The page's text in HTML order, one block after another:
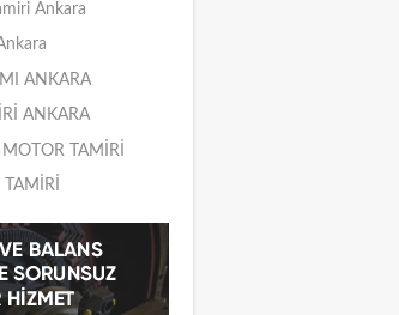
Ankara
ANKARA
ANKARA
TAMİRİ